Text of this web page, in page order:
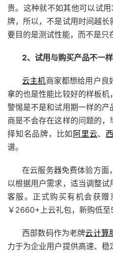
贵。这种就不如其他可以试
牌，所以，不是试用时间越
要目的是测试性能，而不是只
2、试用与购买产品不一样
云主机商家都想给用户良
拿的也是性能比较好的样板
警惕是不是和试用期一样的
商是不会存在这样的问题的
择知名品牌，比如阿里云、
谱。
在云服务器免费体验方面
以根据用户需求，适当调整
客服。正式购买有机会获
￥2660+上云礼包，新购低至5
西部数码作为老牌云计算
力于为企业用户提供高速、